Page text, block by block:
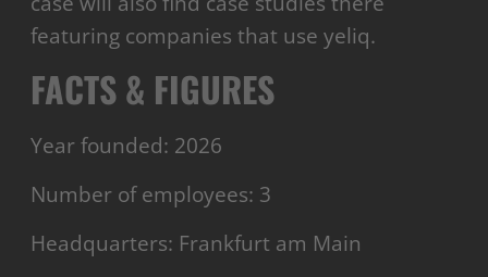
featuring companies that use yeliq.
FACTS & FIGURES
Year founded: 2026
Number of employees: 3
Headquarters: Frankfurt am Main